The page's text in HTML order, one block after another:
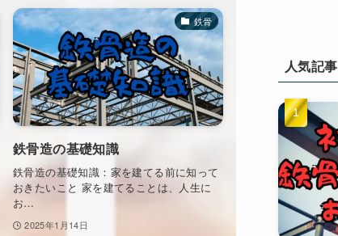
鉄骨
鉄骨造の基礎知識
鉄骨造の基礎知識：家を建てる前に知って
おきたいこと 家を建てることは、人生に
お…
2025年1月14日
人気記事